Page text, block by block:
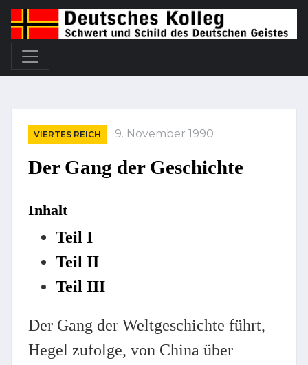
VIERTES REICH 9. November 1990
Der Gang der Geschichte
Inhalt
Teil I
Teil II
Teil III
Der Gang der Weltgeschichte führt,
Hegel zufolge, von China über